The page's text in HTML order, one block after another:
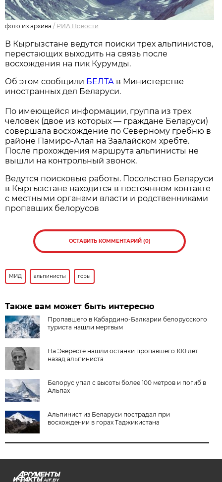
фото из архива / РИА Новости
В Кыргызстане ведутся поиски трех альпинистов,
перестающих выходить на связь после
восхождения на пик Курумды.
Об этом сообщили БЕЛТА в Министерстве
иностранных дел Беларуси.
По имеющейся информации, группа из трех
человек (двое из которых — граждане Беларуси)
совершала восхождение по Северному гребню в
районе Памиро-Алая на Заалайском хребте.
После прохождения маршрута альпинисты не
вышли на контрольный звонок.
Ведутся поисковые работы. Посольство Беларуси
в Кыргызстане находится в постоянном контакте
с местными органами власти и родственниками
пропавших белорусов
ОСТАВИТЬ КОММЕНТАРИЙ (0)
МИД альпинисты горы
Также вам может быть интересно
Пропавшего в Кабардино-Балкарии белорусского
туриста нашли мертвым
На Эвересте нашли останки пропавшего 100 лет
назад альпиниста
Белорус упал с высоты более 100 метров и погиб в
Альпах
Альпинист из Беларуси пострадал при
восхождении в горах Таджикистана
AIF.BY